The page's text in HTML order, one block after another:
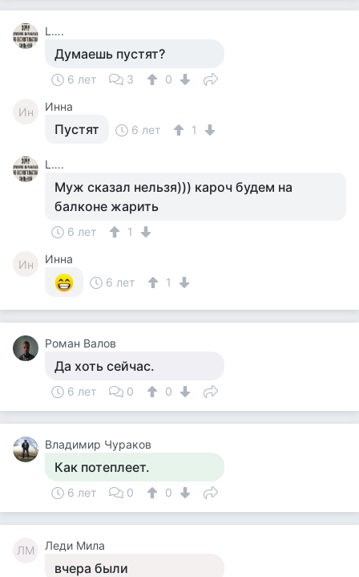
L….
Думаешь пустят?
6 лет 3 0
Ин Инна
Пустят 6 лет 1
L….
Муж сказал нельзя))) кароч будем на
балконе жарить
6 лет 1
Ин
Инна
6 лет
1
Роман Валов
Да хоть сейчас.
6 лет 0 0
Владимир Чураков
Как потеплеет.
6 лет 0 0
ЛМ Леди Мила
вчера были